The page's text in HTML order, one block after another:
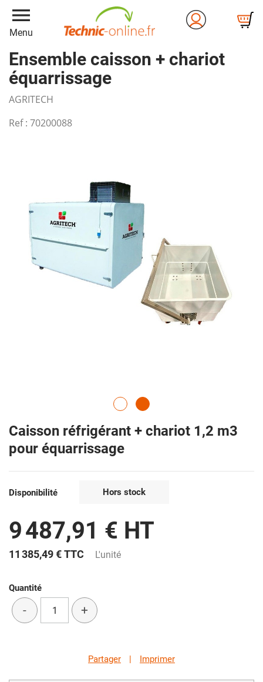
menu
Menu
Ensemble caisson + chariot
équarrissage
AGRITECH
Ref : 70200088
Caisson réfrigérant + chariot 1,2 m3
pour équarrissage
Disponibilité Hors stock
9 487,91 € HT
11 385,49 €TTC L'unité
Quantité
- +
Partager | Imprimer